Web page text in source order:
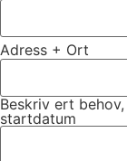
Adress + Ort
Beskriv ert
startdatum